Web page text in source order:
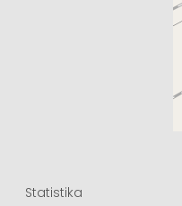
Statistika